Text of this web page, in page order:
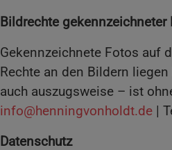
Bildrechte gekennzeichneter
Gekennzeichnete Fotos auf
Rechte an den Bildern
auch auszugsweise – ist
info@henningvonholdt.de |
Datenschutz